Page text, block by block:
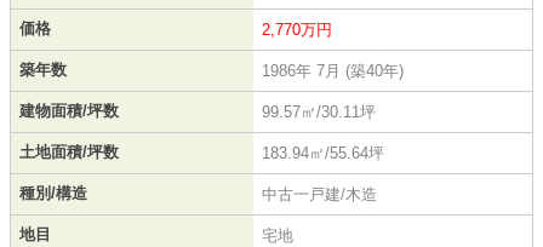
価格 2,770万円
築年数 1986年 7月 (築40年)
建物面積/坪数 99.57㎡/30.11坪
土地面積/坪数 183.94㎡/55.64坪
種別/構造 中古一戸建/木造
地目 宅地